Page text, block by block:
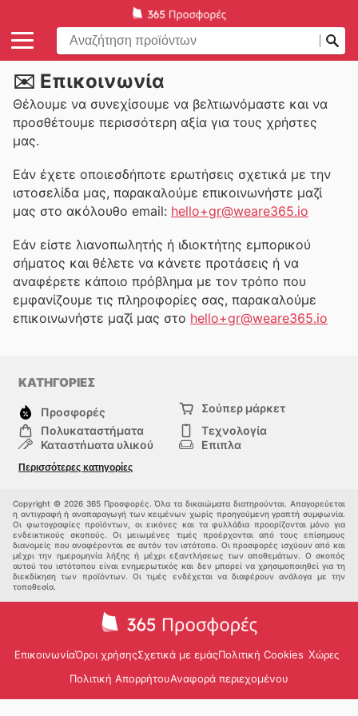
✉️ Επικοινωνία
Θέλουμε να συνεχίσουμε να βελτιωνόμαστε και να
προσθέτουμε περισσότερη αξία για τους χρήστες
μας.
Εάν έχετε οποιεσδήποτε ερωτήσεις σχετικά με την
ιστοσελίδα μας, παρακαλούμε επικοινωνήστε μαζί
μας στο ακόλουθο email: hello+gr@weare365.io
Εάν είστε λιανοπωλητής ή ιδιοκτήτης εμπορικού
σήματος και θέλετε να κάνετε προτάσεις ή να
αναφέρετε κάποιο πρόβλημα με τον τρόπο που
εμφανίζουμε τις πληροφορίες σας, παρακαλούμε
επικοινωνήστε μαζί μας στο hello+gr@weare365.io
ΚΑΤΗΓΟΡΙΕΣ
Προσφορές
Σούπερ μάρκετ
Πολυκαταστήματα
Τεχνολογία
Καταστήματα υλικού
Επιπλα
μόδα
Σπορ
Περισσότερες κατηγορίες
Copyright © 2026 365 Προσφορές. Όλα τα δικαιώματα διατηρούνται. Απαγορεύεται
η αντιγραφή ή αναπαραγωγή των κειμένων χωρίς προηγούμενη γραπτή συμφωνία.
Οι φωτογραφίες προϊόντων, οι εικόνες και τα φυλλάδια προορίζονται μόνο για
ενδεικτικούς σκοπούς. Οι μειωμένες τιμές προέρχονται από τους επίσημους
διανομείς που αναφέρονται σε αυτόν τον ιστότοπο. Οι προσφορές ισχύουν από και
μέχρι την ημερομηνία λήξης ή μέχρι εξαντλήσεως των αποθεμάτων. Ο σκοπός
αυτού του ιστότοπου είναι ενημερωτικός και δεν μπορεί να χρησιμοποιηθεί για τη
διεκδίκηση των προϊόντων. Οι τιμές ενδέχεται να διαφέρουν ανάλογα με την
τοποθεσία.
ΕπικοινωνίαΌροι χρήσηςΣχετικά με εμάςΠολιτική Cookies Χώρες
Πολιτική ΑπορρήτουΑναφορά περιεχομένου